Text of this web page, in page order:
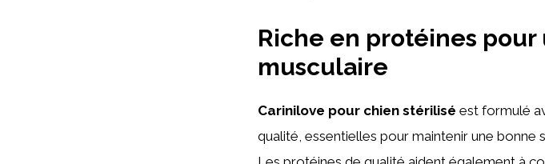
Riche en protéines
musculaire
Carinilove pour chien stérilisé est formulé
qualité, essentielles pour maintenir une bonne